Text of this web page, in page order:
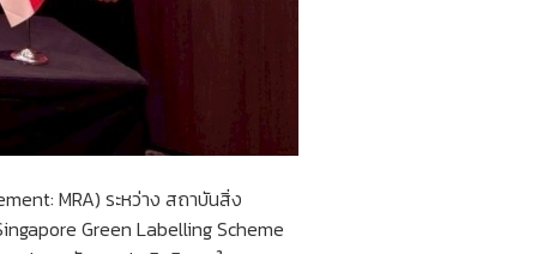
MRA) ระหว่าง สถาบันสิ่ง
Green Labelling Scheme